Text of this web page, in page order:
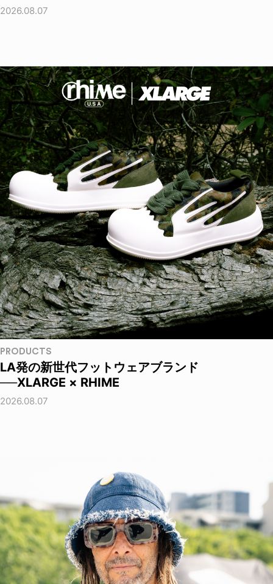
2026.08.07
PRODUCTS
LA発の新世代フットウェアブランド
──XLARGE × RHIME
2026.08.07